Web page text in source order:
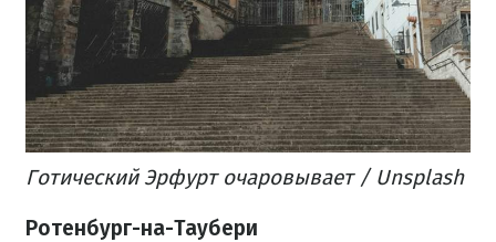
Готический Эрфурт очаровывает / Unsplash
Ротенбург-на-Таубери